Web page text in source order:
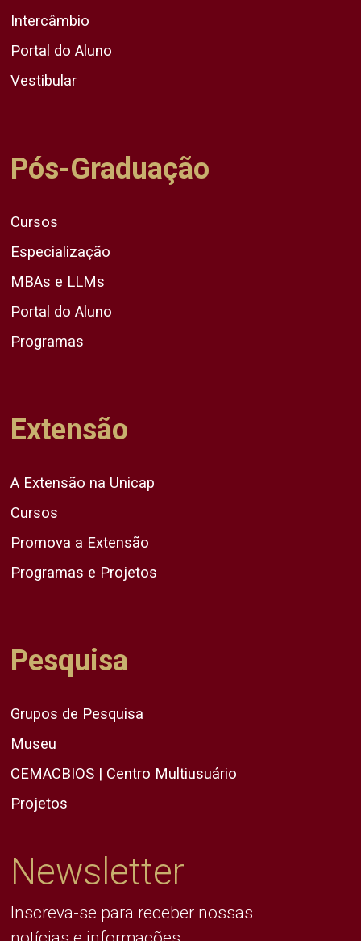
Intercâmbio
Portal do Aluno
Vestibular
Pós-Graduação
Cursos
Especialização
MBAs e LLMs
Portal do Aluno
Programas
Extensão
A Extensão na Unicap
Cursos
Promova a Extensão
Programas e Projetos
Pesquisa
Grupos de Pesquisa
Museu
CEMACBIOS | Centro Multiusuário
Projetos
Newsletter
Inscreva-se para receber nossas